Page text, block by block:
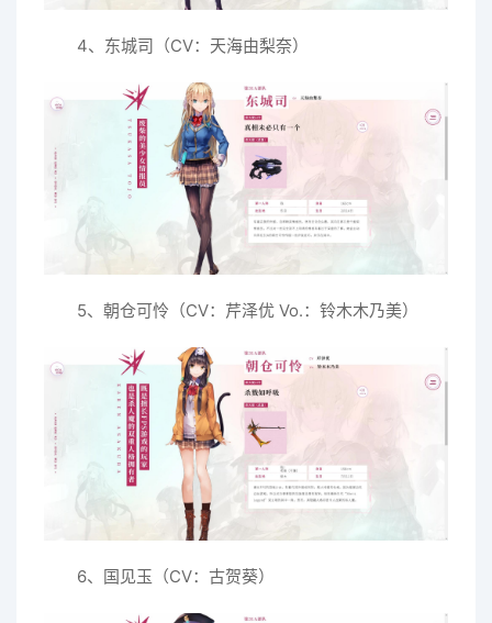
4、东城司（CV：天海由梨奈）
5、朝仓可怜（CV：芹泽优 Vo.：铃木木乃美）
6、国见玉（CV：古贺葵）